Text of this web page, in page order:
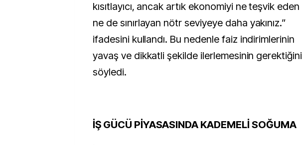
kısıtlayıcı, ancak artık ekonomiyi ne teşvik eden
ne de sınırlayan nötr seviyeye daha yakınız.”
ifadesini kullandı. Bu nedenle faiz indirimlerinin
yavaş ve dikkatli şekilde ilerlemesinin gerektiğini
söyledi.
İŞ GÜCÜ PİYASASINDA KADEMELİ SOĞUMA